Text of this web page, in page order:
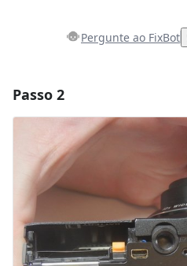
Pergunte ao FixBot
Comentar
Passo 2